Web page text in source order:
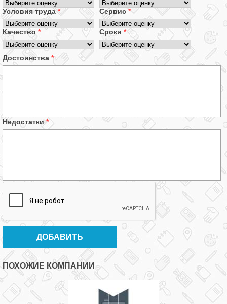
Условия труда * Сервис *
Качество * Сроки *
Достоинства *
Недостатки*
ПОХОЖИЕ КОМПАНИИ